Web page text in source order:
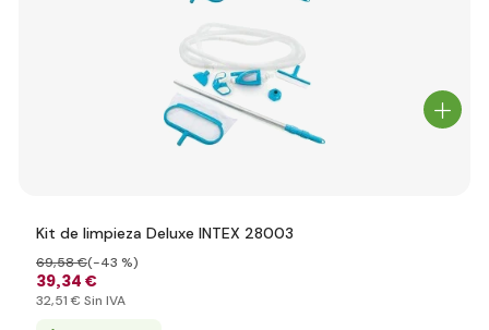
Kit de limpieza Deluxe INTEX 28003
39,34 €
69,58 €(-43 %)
32,51 € Sin IVA